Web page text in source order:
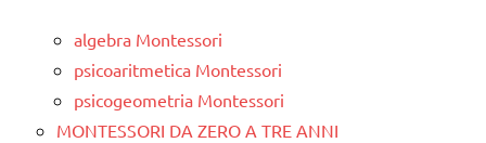
algebra Montessori
psicoaritmetica Montessori
psicogeometria Montessori
MONTESSORI DA ZERO A TRE ANNI